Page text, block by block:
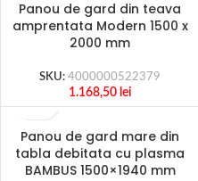
Panou de gard din teava
amprentata Modern 1500 x
2000 mm
SKU:4000000522379
1.168,50 lei
Panou de gard mare din
tabla debitata cu plasma
BAMBUS 1500×1940 mm